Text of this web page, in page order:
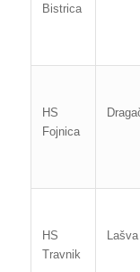
Bistrica
HS
Fojnica
HS
Travnik
Lašva